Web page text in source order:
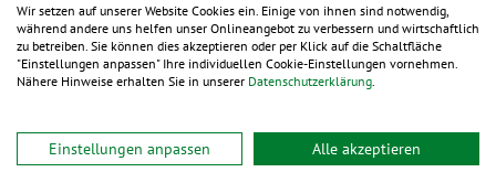
Präsente im Flaschen-
Geschenkkarton GOLDEN WISHES
glänzend verpackt
Unser Flaschen-Geschenkkarton GOLDEN WISHES ist
Wir setzen auf unserer Website Cookies ein. Einige von ihnen sind notwendig,
während andere uns helfen unser Onlineangebot zu verbessern und wirtschaftlich
zu betreiben. Sie können dies akzeptieren oder per Klick auf die Schaltfläche
"Einstellungen anpassen" Ihre individuellen Cookie-Einstellungen vornehmen.
Nähere Hinweise erhalten Sie in unserer Datenschutzerklärung
Einstellungen anpassen Alle akzeptieren